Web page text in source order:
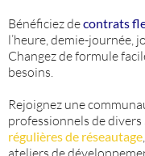
Bénéficiez decontrats
l’heure, demie-journée,
Changez de formule
besoins.
Rejoignez une
professionnels de divers
régulières de réseautage
ateliers de